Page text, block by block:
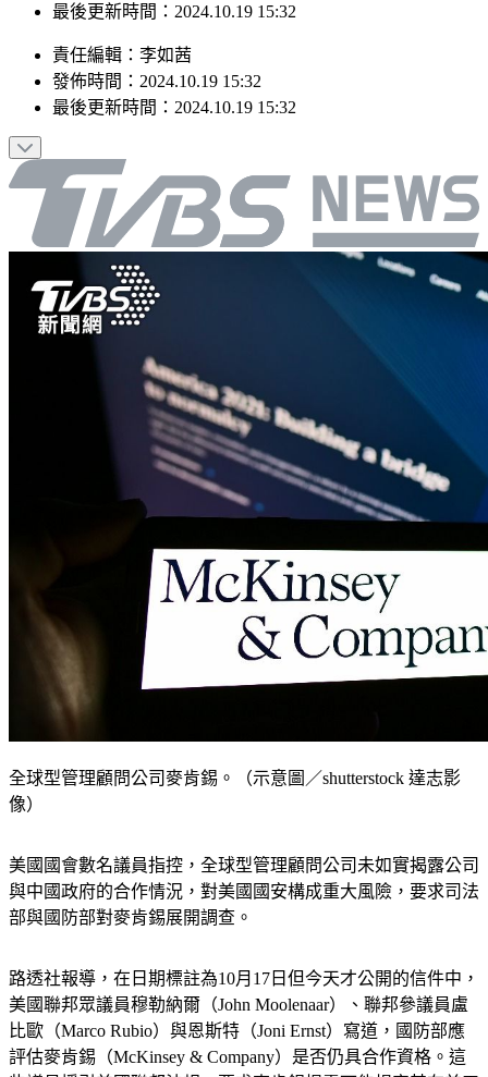
最後更新時間：2024.10.19 15:32
責任編輯 ： 李如茜
發佈時間： 2024.10.19 15:32
最後更新時間： 2024.10.19 15:32
全球型管理顧問公司麥肯錫。（示意圖／shutterstock 達志影
像）
美國國會數名議員指控，全球型管理顧問公司未如實揭露公司
與中國政府的合作情況，對美國國安構成重大風險，要求司法
部與國防部對麥肯錫展開調查。
路透社報導，在日期標註為10月17日但今天才公開的信件中，
美國聯邦眾議員穆勒納爾（John Moolenaar）、聯邦參議員盧
比歐（Marco Rubio）與恩斯特（Joni Ernst）寫道，國防部應
評估麥肯錫（McKinsey & Company）是否仍具合作資格。這